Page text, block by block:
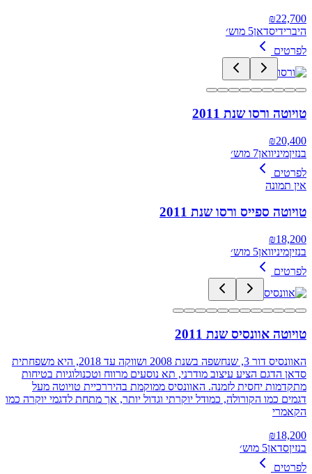
₪22,700
היברידיסדאן5 מוש׳
לפרטים
טויוטה ורסו שנת 2011
₪20,400
בנזיןמיניוואן7 מוש׳
לפרטים
אין תמונה
טויוטה ספייס ורסו שנת 2011
₪18,200
בנזיןמיניוואן5 מוש׳
לפרטים
טויוטה אוונסיס שנת 2011
האוונסיס דור 3, שנחשפה בשנת 2008 ושווקה עד 2018, היא משפחתית
סדאן הדגם הציע עיצוב מודרני, תא נוסעים מרווח וטכנולוגיות בטיחות
מתקדמות יחסית לזמנה. האוונסיס ממוקמת בהיררכיית טויוטה מעל
דגמים כמו הקורולה, כמודל יוקרתי וגדול יותר, אך מתחת לדגמי יוקרה כמו
הקאמרי
₪18,200
בנזיןסדאן5 מוש׳
לפרטים